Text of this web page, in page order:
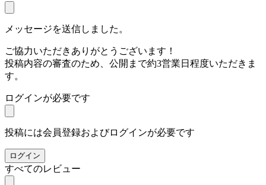
メッセージを送信しました。
ご協力いただきありがとうございます！
投稿内容の審査のため、公開まで約3営業日程度いただきま
す。
ログインが必要です
投稿には会員登録およびログインが必要です
ログイン
すべてのレビュー